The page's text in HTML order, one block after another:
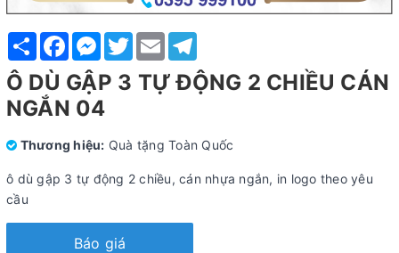
Share FacebookMessenger
TwitterEmail
Ô DÙ GẬP 3 TỰ ĐỘNG 2 CHIỀU CÁN
NGẮN 04
Thương hiệu: Quà tặng Toàn Quốc
ô dù gập 3 tự động 2 chiều, cán nhựa ngắn, in logo theo yêu
cầu
Báo giá